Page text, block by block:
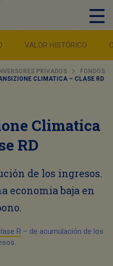
VALOR HISTÓRICO
PRIVADOS
FONDOS
CLIMATICA – CLASE RD
Climatica
RD
de los ingresos.
economia baja en
R – de acumulación de los